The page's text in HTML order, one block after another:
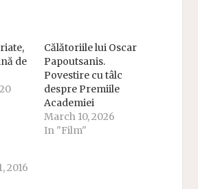
de
Călătoriile lui Oscar
Papoutsanis.
Povestire cu tâlc
despre Premiile
Academiei
March 10, 2026
In "Film"
2016